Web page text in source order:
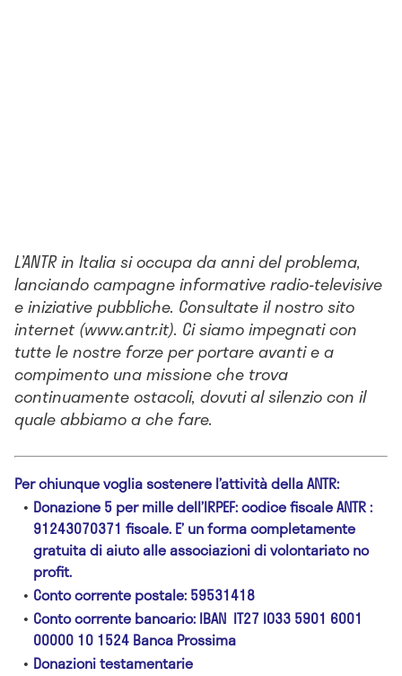
L’ANTR in Italia si occupa da anni del problema,
lanciando campagne informative radio-televisive
e iniziative pubbliche. Consultate il nostro sito
internet (www.antr.it). Ci siamo impegnati con
tutte le nostre forze per portare avanti e a
compimento una missione che trova
continuamente ostacoli, dovuti al silenzio con il
quale abbiamo a che fare.
Per chiunque voglia sostenere l’attività della ANTR:
Donazione 5 per mille dell’IRPEF: codice fiscale ANTR :
91243070371 fiscale. E’ un forma completamente
gratuita di aiuto alle associazioni di volontariato no
profit.
Conto corrente postale: 59531418
Conto corrente bancario: IBAN IT27 IO33 5901 6001
00000 10 1524 Banca Prossima
Donazioni testamentarie